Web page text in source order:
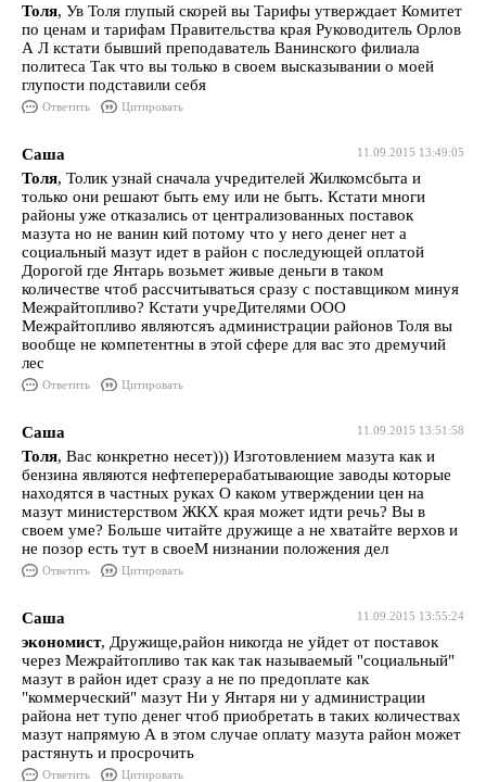
Толя, Ув Толя глупый скорей вы Тарифы утверждает Комитет
по ценам и тарифам Правительства края Руководитель Орлов
А Л кстати бывший преподаватель Ванинского филиала
политеса Так что вы только в своем высказывании о моей
глупости подставили себя
Ответить Цитировать
11.09.2015 13:49:05
Саша
Толя, Толик узнай сначала учредителей Жилкомсбыта и
только они решают быть ему или не быть. Кстати многи
районы уже отказались от централизованных поставок
мазута но не ванин кий потому что у него денег нет а
социальный мазут идет в район с последующей оплатой
Дорогой где Янтарь возьмет живые деньги в таком
количестве чтоб рассчитываться сразу с поставщиком минуя
Межрайтопливо? Кстати учреДителями ООО
Межрайтопливо являютсяъ администрации районов Толя вы
вообще не компетентны в этой сфере для вас это дремучий
лес
Ответить Цитировать
11.09.2015 13:51:58
Саша
Толя, Вас конкретно несет))) Изготовлением мазута как и
бензина являются нефтеперерабатывающие заводы которые
находятся в частных руках О каком утверждении цен на
мазут министерством ЖКХ края может идти речь? Вы в
своем уме? Больше читайте дружище а не хватайте верхов и
не позор есть тут в своеМ низнании положения дел
Ответить Цитировать
11.09.2015 13:55:24
Саша
экономист, Дружище,район никогда не уйдет от поставок
через Межрайтопливо так как так называемый "социальный"
мазут в район идет сразу а не по предоплате как
"коммерческий" мазут Ни у Янтаря ни у администрации
района нет тупо денег чтоб приобретать в таких количествах
мазут напрямую А в этом случае оплату мазута район может
растянуть и просрочить
Ответить Цитировать